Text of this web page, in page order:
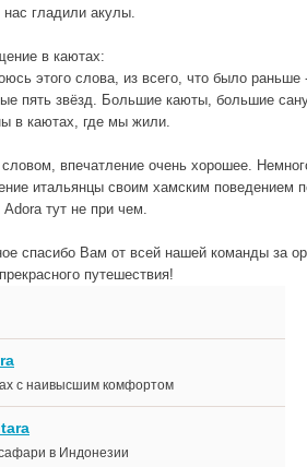
с наивысшим комфортом
в Индонезии
нас гладили акулы.
в каютах:
этого слова, из всего, что было раньше
пять звёзд. Большие каюты, большие
в каютах, где мы жили.
впечатление очень хорошее.
итальянцы своим хамским поведением
Adora тут не при чем.
спасибо Вам от всей нашей команды за
путешествия!